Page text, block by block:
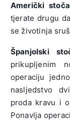
Američki
tjerate drugu
se životinja
Španjolski
prikupljenim
operaciju
nasljedstvo
proda kravu i
Ponavlja